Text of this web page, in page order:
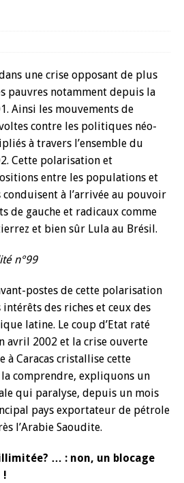
une crise opposant de plus
pauvres notamment depuis la
Ainsi les mouvements de
contre les politiques néo-
à travers l’ensemble du
Cette polarisation et
entre les populations et
conduisent à l’arrivée au pouvoir
de gauche et radicaux comme
et bien sûr Lula au Brésil.
n°99
postes de cette polarisation
des riches et ceux des
latine. Le coup d’Etat raté
avril 2002 et la crise ouverte
à Caracas cristallise cette
comprendre, expliquons un
qui paralyse, depuis un mois
pays exportateur de pétrole
l’Arabie Saoudite.
… : non, un blocage
!